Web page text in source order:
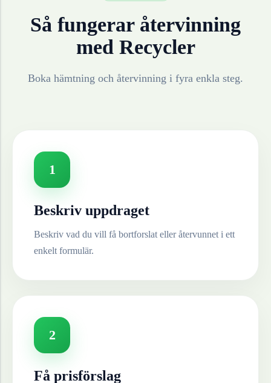
Så fungerar återvinning
med Recycler
Boka hämtning och återvinning i fyra enkla steg.
1
Beskriv uppdraget
Beskriv vad du vill få bortforslat eller återvunnet i ett
enkelt formulär.
2
Få prisförslag